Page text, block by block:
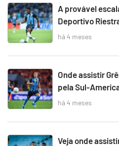
A provável
Deportivo
há 4 meses
Onde assistir
pela Sul-
há 4 meses
Veja onde